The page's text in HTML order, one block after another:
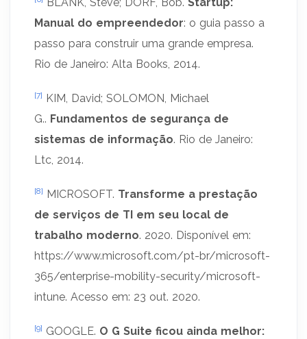
Manual do empreendedor: o guia passo a
passo para construir uma grande empresa.
Rio de Janeiro: Alta Books, 2014.
[7] KIM, David; SOLOMON, Michael
G.. Fundamentos de segurança de
sistemas de informação. Rio de Janeiro:
Ltc, 2014.
[8] MICROSOFT. Transforme a prestação
de serviços de TI em seu local de
trabalho moderno. 2020. Disponível em:
https://www.microsoft.com/pt-br/microsoft-
365/enterprise-mobility-security/microsoft-
intune. Acesso em: 23 out. 2020.
[9] GOOGLE. O G Suite ficou ainda melhor: